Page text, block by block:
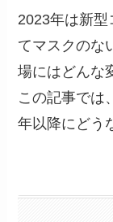
2023年は新型
てマスクのな
場にはどんな
この記事では
年以降にどう